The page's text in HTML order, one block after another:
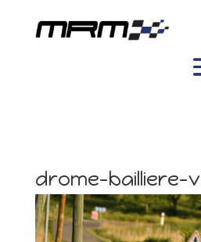
drome-bailliere-